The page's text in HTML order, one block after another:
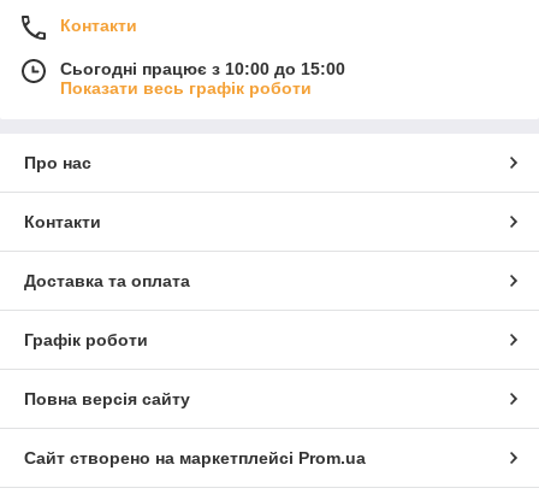
Контакти
Сьогодні працює з 10:00 до 15:00
Показати весь графік роботи
Про нас
Контакти
Доставка та оплата
Графік роботи
Повна версія сайту
Сайт створено на маркетплейсі Prom.ua